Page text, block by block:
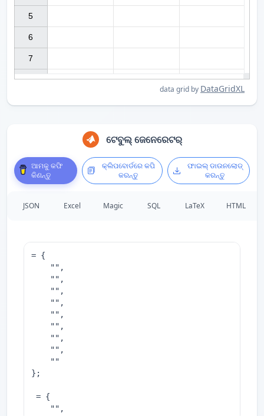
5
6
7
data grid by DataGridXL
ଟେବୁଲ୍ ଜେନେରେଟର୍
ଆମକୁ କଫି
କିଣନ୍ତୁ
କ୍ଲିପବୋର୍ଡରେ କପି
କରନ୍ତୁ
ଫାଇଲ୍ ଡାଉନଲୋଡ୍
କରନ୍ତୁ
JSON Excel Magic SQL LaTeX HTML